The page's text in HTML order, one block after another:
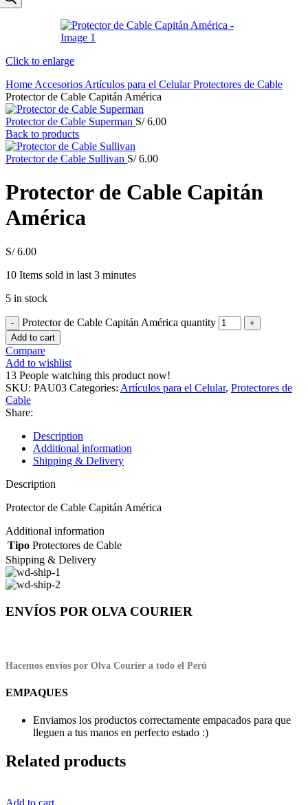
Click to enlarge
Home Accesorios Artículos para el CelularProtectores de Cable
Protector de Cable Capitán América
Protector de Cable Superman S/6.00
Back to products
Protector de Cable Sullivan S/6.00
Protector de Cable Capitán
América
S/6.00
10 Items sold in last 3 minutes
5 in stock
Protector de Cable Capitán América quantity
Add to cart
Compare
Add to wishlist
13 People watching this product now!
SKU: PAU03 Categories: Artículos para el Celular, Protectores de
Cable
Share:
Description
Additional information
Shipping & Delivery
Description
Protector de Cable Capitán América
Additional information
Tipo Protectores de Cable
Shipping & Delivery
ENVÍOS POR OLVA COURIER
Hacemos envíos por Olva Courier a todo el Perú
EMPAQUES
Enviamos los productos correctamente empacados para que
lleguen a tus manos en perfecto estado :)
Related products